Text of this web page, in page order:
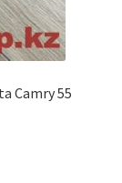
Camry 55